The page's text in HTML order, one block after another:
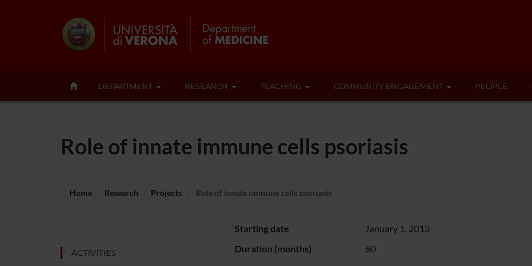
DEPARTMENT RESEARCH TEACHING COMMUNITY ENGAGEMENT PEOPLE
Role of innate immune cells psoriasis
Home Research Projects Role of innate immune cells psoriasis
ACTIVITIES
Starting date
January 1, 2013
Duration (months)
60